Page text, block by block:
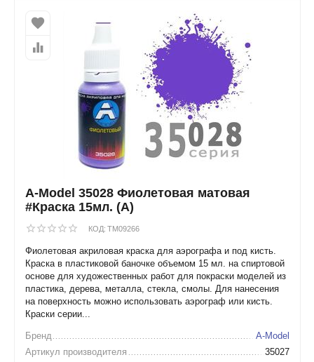
A-Model 35028 Фиолетовая матовая
#Краска 15мл. (А)
КОД: TM09266
Фиолетовая акриловая краска для аэрографа и под кисть.
Краска в пластиковой баночке объемом 15 мл. на спиртовой
основе для художественных работ для покраски моделей из
пластика, дерева, металла, стекла, смолы. Для нанесения
на поверхность можно использовать аэрограф или кисть.
Краски серии...
Бренд
A-Model
Артикул производителя
35027